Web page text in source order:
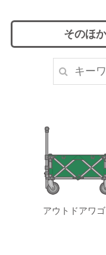
そのほ
アウトドアワ